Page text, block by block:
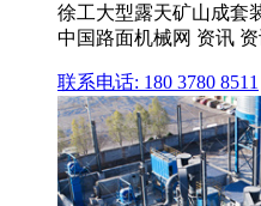
徐工大型露天矿山成套
中国路面机械网 资讯
联系电话: 180 3780 8511